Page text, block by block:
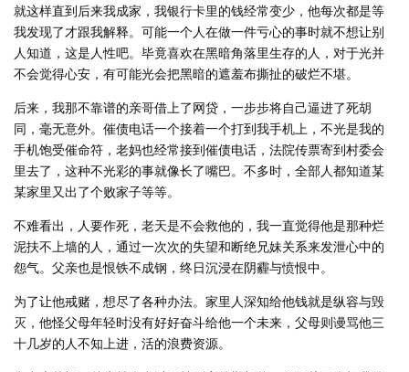
就这样直到后来我成家，我银行卡里的钱经常变少，他每次都是等
我发现了才跟我解释。可能一个人在做一件亏心的事时就不想让别
人知道，这是人性吧。毕竟喜欢在黑暗角落里生存的人，对于光并
不会觉得心安，有可能光会把黑暗的遮羞布撕扯的破烂不堪。
后来，我那不靠谱的亲哥借上了网贷，一步步将自己逼进了死胡
同，毫无意外。催债电话一个接着一个打到我手机上，不光是我的
手机饱受催命符，老妈也经常接到催债电话，法院传票寄到村委会
里去了，这种不光彩的事就像长了嘴巴。不多时，全部人都知道某
某家里又出了个败家子等等。
不难看出，人要作死，老天是不会救他的，我一直觉得他是那种烂
泥扶不上墙的人，通过一次次的失望和断绝兄妹关系来发泄心中的
怨气。父亲也是恨铁不成钢，终日沉浸在阴霾与愤恨中。
为了让他戒赌，想尽了各种办法。家里人深知给他钱就是纵容与毁
灭，他怪父母年轻时没有好好奋斗给他一个未来，父母则谩骂他三
十几岁的人不知上进，活的浪费资源。